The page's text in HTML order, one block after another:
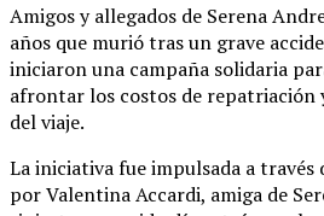
Amigos y allegados de Serena
años que murió tras un grave
iniciaron una campaña solidaria
afrontar los costos de repatriación
del viaje.
La iniciativa fue impulsada a
por Valentina Accardi, amiga de